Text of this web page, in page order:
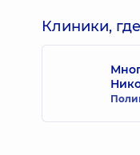
Клиники,